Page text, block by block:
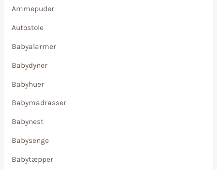
Ammepuder
Autostole
Babyalarmer
Babydyner
Babyhuer
Babymadrasser
Babynest
Babysenge
Babytæpper